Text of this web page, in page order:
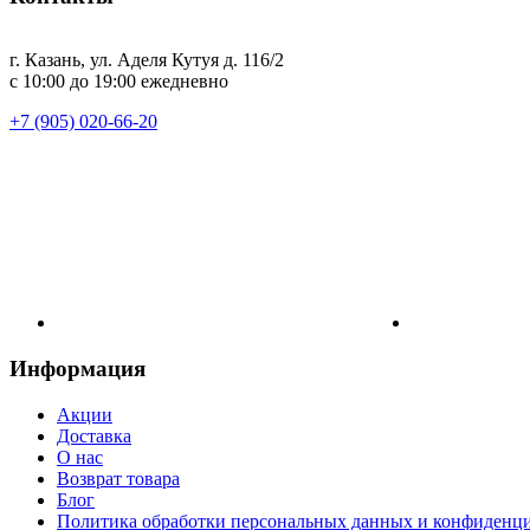
г. Казань, ул. Аделя Кутуя д. 116/2
с 10:00 до 19:00 ежедневно
+7 (905) 020-66-20
Информация
Акции
Доставка
О нас
Возврат товара
Блог
Политика обработки персональных данных и